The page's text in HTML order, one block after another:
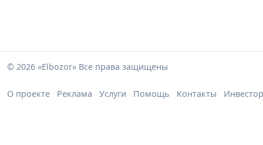
© 2026 «Elbozor» Все права защищены
О проекте Реклама Услуги Помощь Контакты